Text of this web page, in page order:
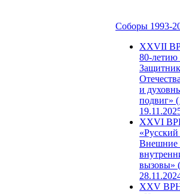
Соборы 1993-
ХХVII
80-
и
подвиг»
XXVI
Внешние
вызовы»
XXV